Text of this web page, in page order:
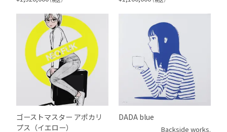
ゴーストマスター アポカリ
プス（イエロー）
DADA blue
Backside works.